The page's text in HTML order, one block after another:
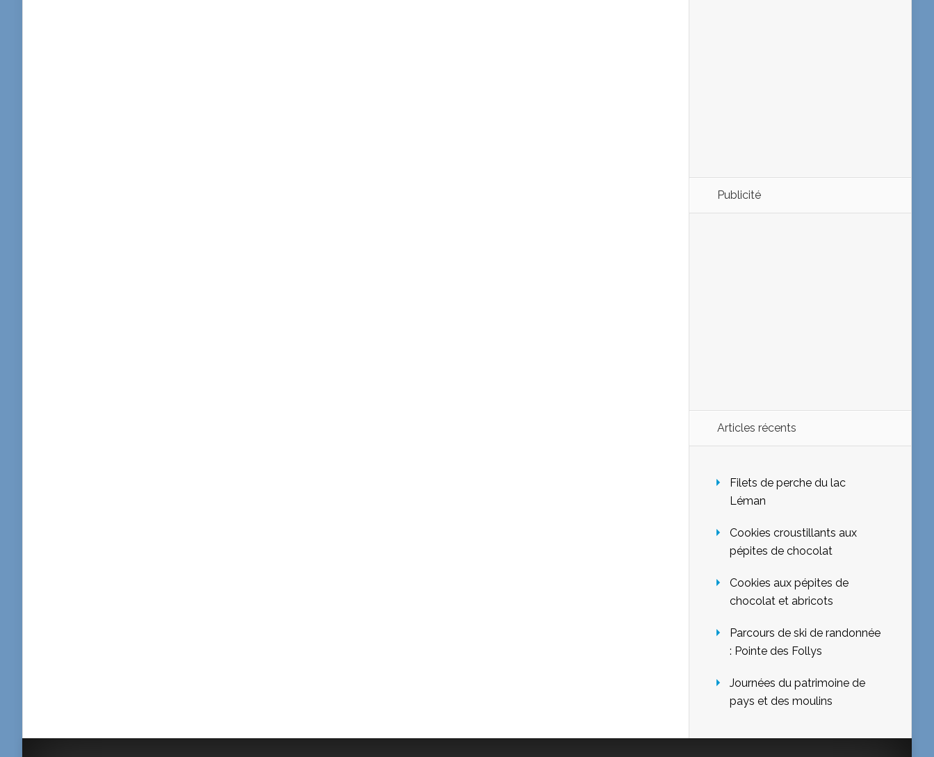
Publicité
Articles récents
Filets de perche du lac
Léman
Cookies croustillants aux
pépites de chocolat
Cookies aux pépites de
chocolat et abricots
Parcours de ski de randonnée
: Pointe des Follys
Journées du patrimoine de
pays et des moulins